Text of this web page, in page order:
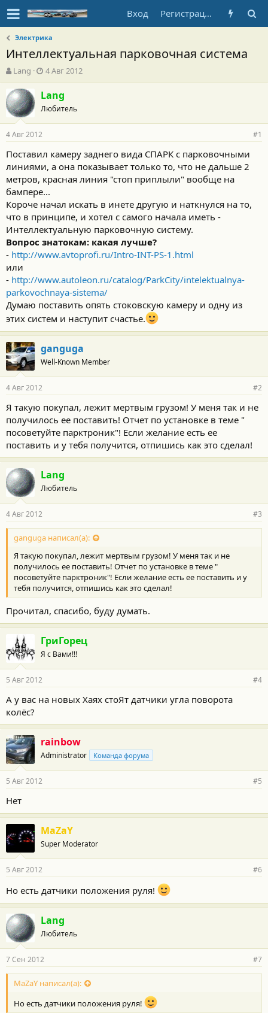
Вход Регистрация
Электрика
Интеллектуальная парковочная система
А
в
т
о
р
т
е
м
ы
Lang
Д
а
т
а
н
а
а
л
а
4 Авг 2012
Lang
Любитель
4 Авг 2012 #1
Поставил камеру заднего вида СПАРК с парковочными
линиями, а она показывает только то, что не дальше 2
метров, красная линия "стоп приплыли" вообще на
бампере...
Короче начал искать в инете другую и наткнулся на то,
что в принципе, и хотел с самого начала иметь -
Интеллектуальную парковочную систему.
Вопрос знатокам: какая лучше?
- http://www.avtoprofi.ru/Intro-INT-PS-1.html
или
- http://www.autoleon.ru/catalog/ParkCity/intelektualnya-
parkovochnaya-sistema/
Думаю поставить опять стоковскую камеру и одну из
этих систем и наступит счастье.
ganguga
Well-Known Member
4 Авг 2012 #2
Я такую покупал, лежит мертвым грузом! У меня так и не
получилось ее поставить! Отчет по установке в теме "
посоветуйте парктроник"! Если желание есть ее
поставить и у тебя получится, отпишись как это сделал!
Lang
Любитель
4 Авг 2012 #3
ganguga написал(а):
Я такую покупал, лежит мертвым грузом! У меня так и не
получилось ее поставить! Отчет по установке в теме "
посоветуйте парктроник"! Если желание есть ее поставить и у
тебя получится, отпишись как это сделал!
Прочитал, спасибо, буду думать.
ГриГорец
Я с Вами!!!
5 Авг 2012 #4
А у вас на новых Хаях стоЯт датчики угла поворота
колёс?
rainbow
Administrator Команда форума
5 Авг 2012 #5
Нет
MaZaY
Super Moderator
5 Авг 2012 #6
Но есть датчики положения руля!
Lang
Любитель
7 Сен 2012 #7
MaZaY написал(а):
Но есть датчики положения руля!